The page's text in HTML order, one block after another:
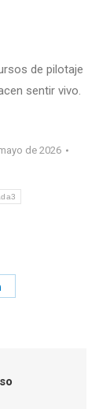
de pilotaje
sentir vivo.
de 2026